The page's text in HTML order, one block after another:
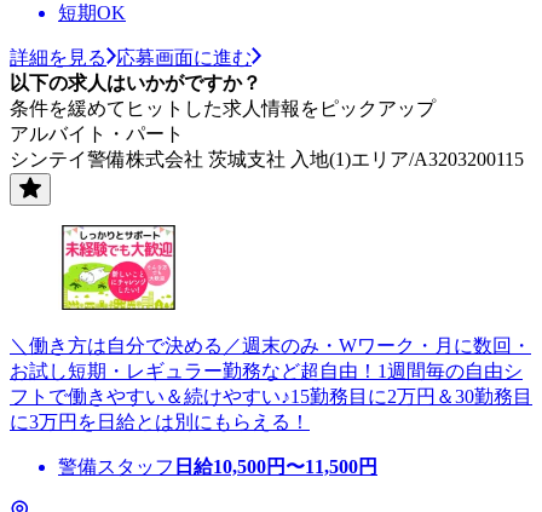
短期OK
詳細を見る
応募画面に進む
以下の求人はいかがですか？
条件を緩めてヒットした求人情報をピックアップ
アルバイト・パート
シンテイ警備株式会社 茨城支社 入地(1)エリア/A3203200115
＼働き方は自分で決める／週末のみ・Wワーク・月に数回・
お試し短期・レギュラー勤務など超自由！1週間毎の自由シ
フトで働きやすい＆続けやすい♪15勤務目に2万円＆30勤務目
に3万円を日給とは別にもらえる！
警備スタッフ 日給10,500円〜11,500円